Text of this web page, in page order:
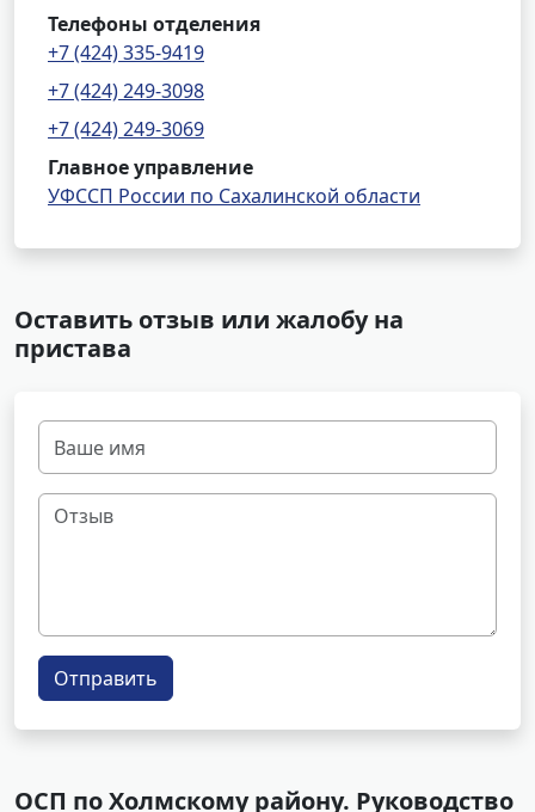
Телефоны отделения
+7 (424) 335-9419
+7 (424) 249-3098
+7 (424) 249-3069
Главное управление
УФССП России по Сахалинской области
Оставить отзыв или жалобу на
пристава
Отправить
ОСП по Холмскому району. Руководство